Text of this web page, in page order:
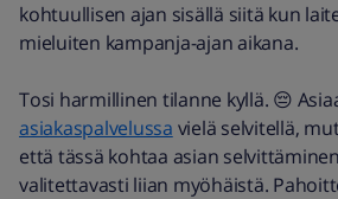
kohtuullisen ajan sisällä siitä kun
mieluiten kampanja-ajan aikana.
Tosi harmillinen tilanne kyllä. 😔
asiakaspalvelussa vielä selvitellä,
että tässä kohtaa asian
valitettavasti liian myöhäistä.